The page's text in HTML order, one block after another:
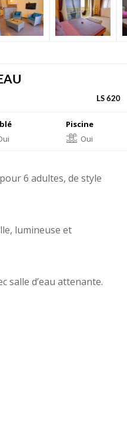
LS 620
Piscine
Oui
6 adultes, de style
lumineuse et
salle d’eau attenante.